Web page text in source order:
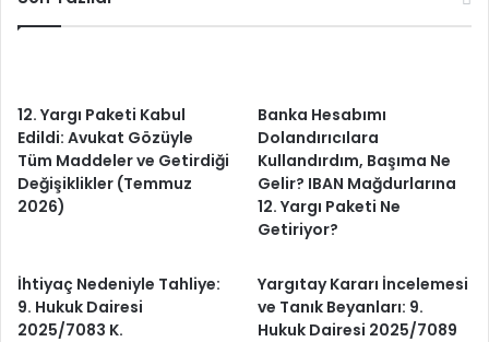
12. Yargı Paketi Kabul
Edildi: Avukat Gözüyle
Tüm Maddeler ve Getirdiği
Değişiklikler (Temmuz
2026)
Banka Hesabımı
Dolandırıcılara
Kullandırdım, Başıma Ne
Gelir? IBAN Mağdurlarına
12. Yargı Paketi Ne
Getiriyor?
İhtiyaç Nedeniyle Tahliye:
9. Hukuk Dairesi
2025/7083 K.
Yargıtay Kararı İncelemesi
ve Tanık Beyanları: 9.
Hukuk Dairesi 2025/7089